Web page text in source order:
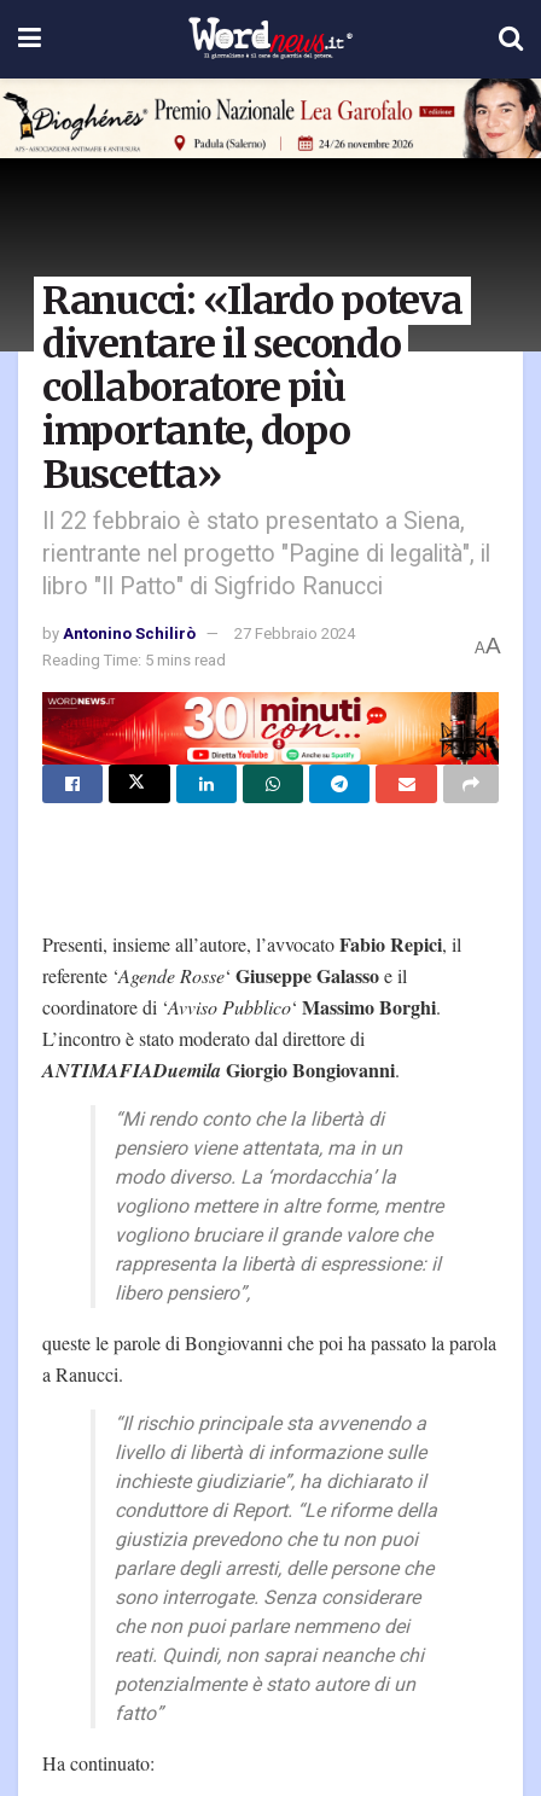
Ranucci: «Ilardo poteva
diventare il secondo
collaboratore più
importante, dopo
Buscetta»
Il 22 febbraio è stato presentato a Siena,
rientrante nel progetto "Pagine di legalità", il
libro "Il Patto" di Sigfrido Ranucci
byAntonino Schilirò
27 Febbraio 2024
Reading Time: 5 mins read
AA
Presenti, insieme all’autore, l’avvocatoFabio Repici, il
referente ‘Agende Rosse‘ Giuseppe Galassoe il
coordinatore di ‘Avviso Pubblico‘ Massimo Borghi.
L’incontro è stato moderato dal direttore di
ANTIMAFIADuemilaGiorgio Bongiovanni.
“Mi rendo conto che la libertà di
pensiero viene attentata, ma in un
modo diverso. La ‘mordacchia’ la
vogliono mettere in altre forme, mentre
vogliono bruciare il grande valore che
rappresenta la libertà di espressione: il
libero pensiero”,
queste le parole di Bongiovanni che poi ha passato la parola
a Ranucci.
“Il rischio principale sta avvenendo a
livello di libertà di informazione sulle
inchieste giudiziarie”, ha dichiarato il
conduttore di Report. “Le riforme della
giustizia prevedono che tu non puoi
parlare degli arresti, delle persone che
sono interrogate. Senza considerare
che non puoi parlare nemmeno dei
reati. Quindi, non saprai neanche chi
potenzialmente è stato autore di un
fatto”
Ha continuato: